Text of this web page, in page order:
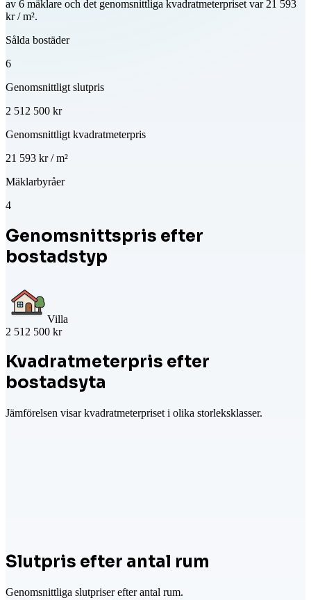
av 6 mäklare och det genomsnittliga kvadratmeterpriset var 21 593
kr / m².
Sålda bostäder
6
Genomsnittligt slutpris
2 512 500 kr
Genomsnittligt kvadratmeterpris
21 593 kr / m²
Mäklarbyråer
4
Genomsnittspris efter
bostadstyp
Villa
2 512 500 kr
Kvadratmeterpris efter
bostadsyta
Jämförelsen visar kvadratmeterpriset i olika storleksklasser.
Slutpris efter antal rum
Genomsnittliga slutpriser efter antal rum.